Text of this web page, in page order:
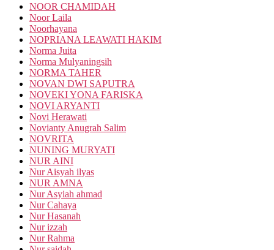
NOOR CHAMIDAH
Noor Laila
Noorhayana
NOPRIANA LEAWATI HAKIM
Norma Juita
Norma Mulyaningsih
NORMA TAHER
NOVAN DWI SAPUTRA
NOVEKI YONA FARISKA
NOVI ARYANTI
Novi Herawati
Novianty Anugrah Salim
NOVRITA
NUNING MURYATI
NUR AINI
Nur Aisyah ilyas
NUR AMNA
Nur Asyiah ahmad
Nur Cahaya
Nur Hasanah
Nur izzah
Nur Rahma